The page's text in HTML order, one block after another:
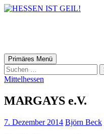
Suchen
Primäres Menü Zum
Inhalt
springen
Suchen
nach:
Mittelhessen
MARGAYS e.V.
7. Dezember 2014 Björn Beck